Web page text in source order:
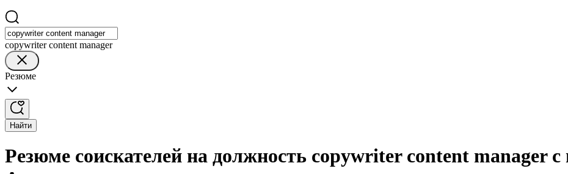
copywriter content manager
Резюме
Найти
Резюме соискателей на должность copywriter content manager